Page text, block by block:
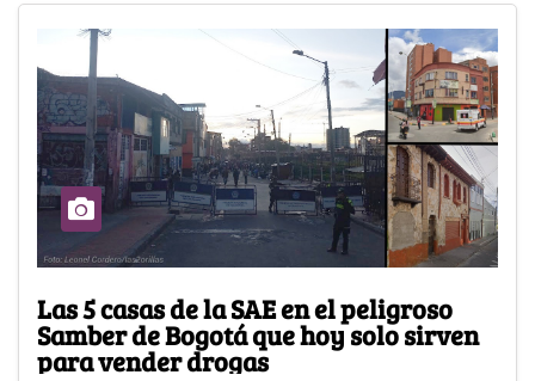
Las 5 casas de la SAE en el peligroso
Samber de Bogotá que hoy solo sirven
para vender drogas